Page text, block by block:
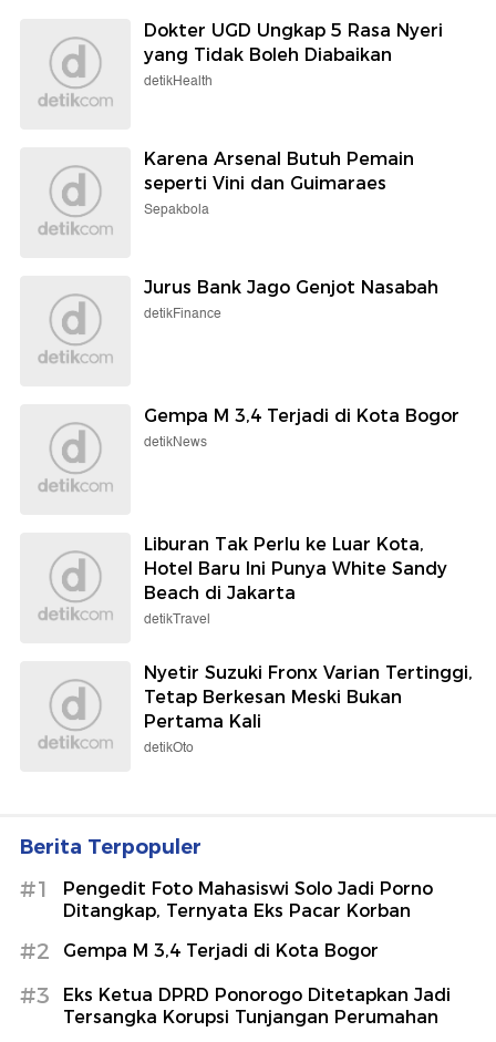
Dokter UGD Ungkap 5 Rasa Nyeri
yang Tidak Boleh Diabaikan
detikHealth
Karena Arsenal Butuh Pemain
seperti Vini dan Guimaraes
Sepakbola
Jurus Bank Jago Genjot Nasabah
detikFinance
Gempa M 3,4 Terjadi di Kota Bogor
detikNews
Liburan Tak Perlu ke Luar Kota,
Hotel Baru Ini Punya White Sandy
Beach di Jakarta
detikTravel
Nyetir Suzuki Fronx Varian Tertinggi,
Tetap Berkesan Meski Bukan
Pertama Kali
detikOto
Berita Terpopuler
#1
Pengedit Foto Mahasiswi Solo Jadi Porno
Ditangkap, Ternyata Eks Pacar Korban
#2 Gempa M 3,4 Terjadi di Kota Bogor
#3
Eks Ketua DPRD Ponorogo Ditetapkan Jadi
Tersangka Korupsi Tunjangan Perumahan